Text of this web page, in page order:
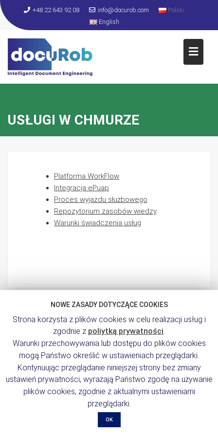
S
n
+48 22 643 92 08 info@docurob.com
Polski
English
USŁUGI W CHMURZE
Platforma WorkFlow
Integracja ePuap
Proces wyjazdu służbowego
Repozytorium zasobów wiedzy
Warunki świadczenia usług
INFORMACJE KONTAKTOWE
02-844 Warszawa ul. Puławska 543
+48 22 643 92 08
info@docurob.com
NOWE ZASADY DOTYCZĄCE COOKIES
Strona korzysta z plików cookies w celu realizacji usług i
zgodnie z poliytką prywatności.
Warunki przechowywania lub dostępu do plików cookies
mogą Państwo określić w ustawieniach przeglądarki.
Kontynuując przeglądanie niniejszej strony bez zmiany
ustawień prywatności, wyrażają Państwo zgodę na używanie
plików cookies, zgodnie z aktualnymi ustawieniami
przeglądarki.
OK